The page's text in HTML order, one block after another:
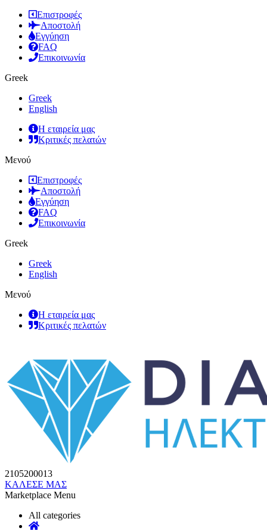
Επιστροφές
Αποστολή
Εγγύηση
FAQ
Επικοινωνία
Greek
Greek
English
Η εταιρεία μας
Κριτικές πελατών
Μενού
Επιστροφές
Αποστολή
Εγγύηση
FAQ
Επικοινωνία
Greek
Greek
English
Μενού
Η εταιρεία μας
Κριτικές πελατών
2105200013
ΚΑΛΕΣΕ ΜΑΣ
Marketplace Menu
All categories